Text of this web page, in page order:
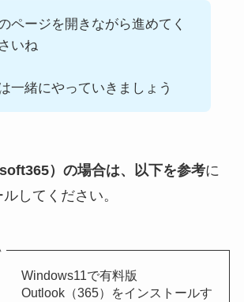
ページを開きながら進めてく
いね
一緒にやっていきましょう
）の場合は、以下を参考に
してください。
Windows11で有料版
Outlook（365）をインストールす